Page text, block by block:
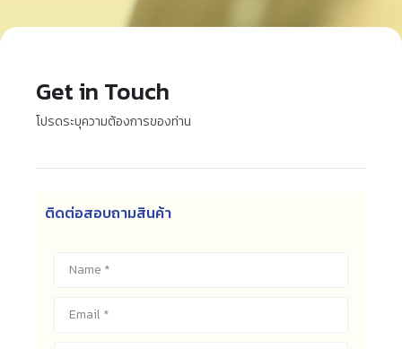
Get in Touch
โปรดระบุความต้องการของท่าน
ติดต่อสอบถามสินค้า